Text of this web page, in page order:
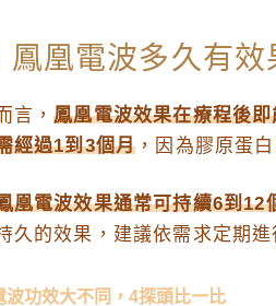
鳳凰電波多久有效
言，鳳凰電波效果在療程後
經過1到3個月 ，因為膠原蛋
凰電波效果通常可持續6到12
久的效果，建議依需求定期進
波功效大不同，4探頭比一比